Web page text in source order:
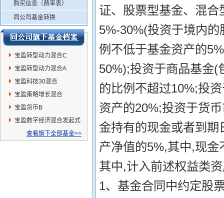
购买信息（费率表）
同公司基金转换
宝盈转型动力混合C
宝盈转型动力混合A
宝盈科技30混合
宝盈策略增长混合
宝盈货币B
宝盈数字经济混合发起式
查看旗下全部基金>>
证、股票型基金、混
5%-30%(投资于境内
例不低于基金资产的
50%);投资于商品基金(
的比例不超过10%;投
资产的20%;投资于货
金持有的现金或者到
产净值的5%,其中,现
其中,计入前述权益类
1、基金合同中约定股